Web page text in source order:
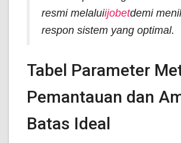
resmi melaluiijobetdemi
respon sistem yang optimal.
Tabel Parameter
Pemantauan dan
Batas Ideal